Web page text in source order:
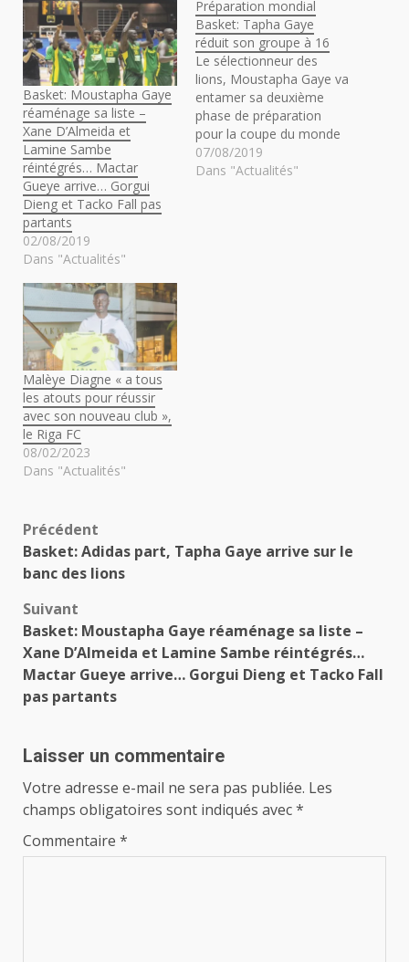
Basket: Moustapha Gaye
réaménage sa liste –
Xane D’Almeida et
Lamine Sambe
réintégrés… Mactar
Gueye arrive… Gorgui
Dieng et Tacko Fall pas
partants
02/08/2019
Dans "Actualités"
Préparation mondial
Basket: Tapha Gaye
réduit son groupe à 16
Le sélectionneur des
lions, Moustapha Gaye va
entamer sa deuxième
phase de préparation
pour la coupe du monde
Chine 2019. C'est ainsi
qu'il a réduit sont effectif
07/08/2019
Dans "Actualités"
Malèye Diagne « a tous
les atouts pour réussir
avec son nouveau club »,
le Riga FC
08/02/2023
Dans "Actualités"
Navigation
d’article
Précédent
Basket: Adidas part, Tapha Gaye arrive sur le
banc des lions
Suivant
Basket: Moustapha Gaye réaménage sa liste –
Xane D’Almeida et Lamine Sambe réintégrés…
Mactar Gueye arrive… Gorgui Dieng et Tacko Fall
pas partants
Laisser un commentaire
Votre adresse e-mail ne sera pas publiée. Les
champs obligatoires sont indiqués avec*
Commentaire *